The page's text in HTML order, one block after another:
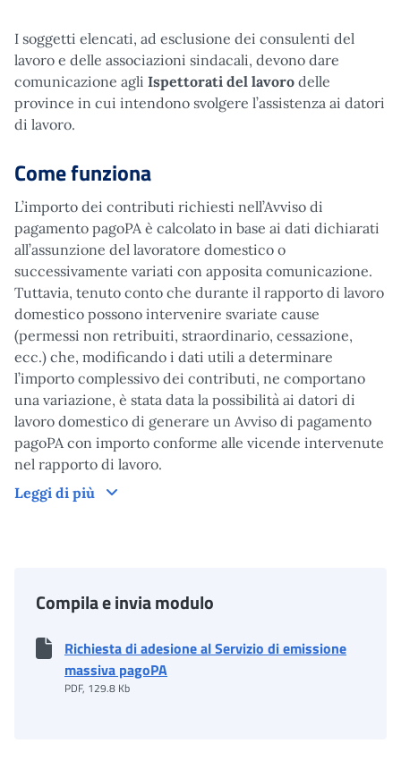
I soggetti elencati, ad esclusione dei consulenti del
lavoro e delle associazioni sindacali, devono dare
comunicazione agli Ispettorati del lavoro delle
province in cui intendono svolgere l’assistenza ai datori
di lavoro.
Come funziona
L’importo dei contributi richiesti nell’Avviso di
pagamento pagoPA è calcolato in base ai dati dichiarati
all’assunzione del lavoratore domestico o
successivamente variati con apposita comunicazione.
Tuttavia, tenuto conto che durante il rapporto di lavoro
domestico possono intervenire svariate cause
(permessi non retribuiti, straordinario, cessazione,
ecc.) che, modificando i dati utili a determinare
l’importo complessivo dei contributi, ne comportano
una variazione, è stata data la possibilità ai datori di
lavoro domestico di generare un Avviso di pagamento
pagoPA con importo conforme alle vicende intervenute
nel rapporto di lavoro.
Leggi di più
Come funziona
Compila e invia modulo
Richiesta di adesione al Servizio di emissione
massiva pagoPA
PDF, 129.8 Kb